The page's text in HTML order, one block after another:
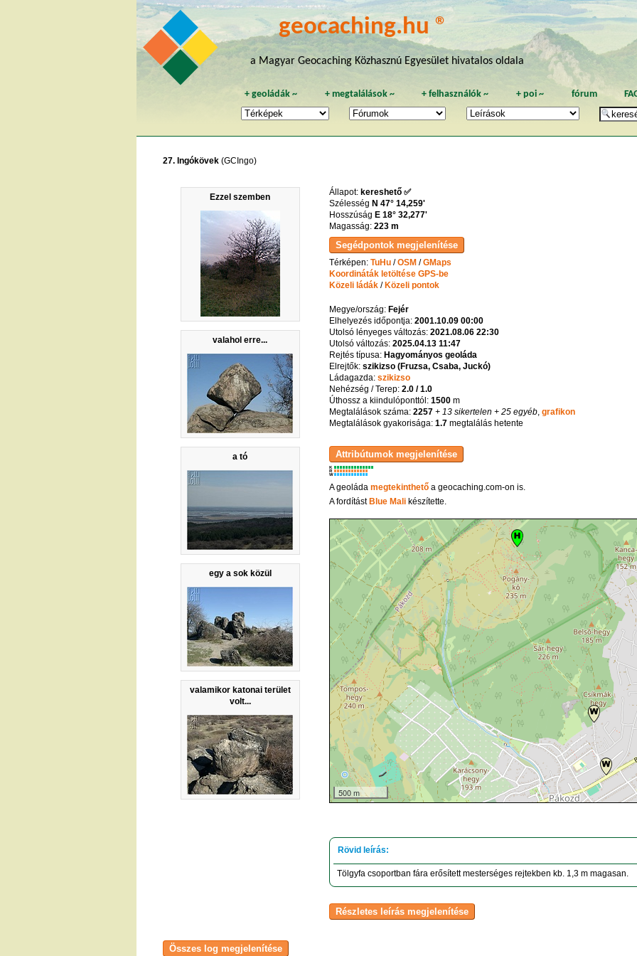
geocaching.hu ®
a Magyar Geocaching Közhasznú Egyesület hivatalos oldala
+geoládák ~ + megtalálások~ +felhasználók ~ + poi~ fórum
27. Ingókövek (GCIngo)
Ezzel szemben
valahol erre...
a tó
egy a sok közül
valamikor katonai terület
volt...
Állapot: kereshető ✅
Szélesség N 47° 14,259'
Hosszúság E 18° 32,277'
Magasság: 223 m
Térképen: TuHu/OSM /GMaps
Koordináták letöltése GPS-be
Közeli ládák/ Közeli pontok
Megye/ország: Fejér
Elhelyezés időpontja: 2001.10.09 00:00
Utolsó lényeges változás: 2021.08.06 22:30
Utolsó változás: 2025.04.13 11:47
Rejtés típusa: Hagyományos geoláda
Elrejtők: szikizso (Fruzsa, Csaba, Juckó)
Ládagazda: szikizso
Nehézség / Terep: 2.0 / 1.0
Úthossz a kiindulóponttól: 1500m
Megtalálások száma: 2257+ 13 sikertelen + 25 egyéb, grafikon
Megtalálások gyakorisága: 1.7megtalálás hetente
K
R
W
A geoláda megtekinthetőa geocaching.com-on is.
A fordítástBlue Malikészítette.
500 m
Tölgyfa csoportban fára erősített mesterséges rejtekben kb. 1,3 m magasan.